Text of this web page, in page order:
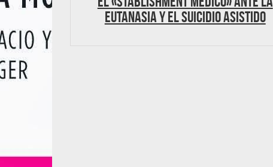
eutanasia y el suicidio asistido